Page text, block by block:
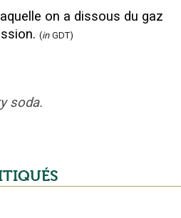
on a dissous du gaz
(in GDT)
soda.